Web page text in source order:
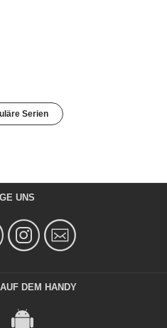
Serien
UNS
DEM HANDY